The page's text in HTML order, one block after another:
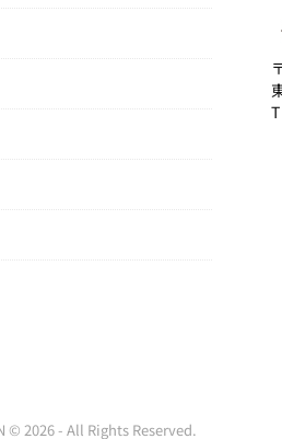
© 2026 - All Rights Reserved.